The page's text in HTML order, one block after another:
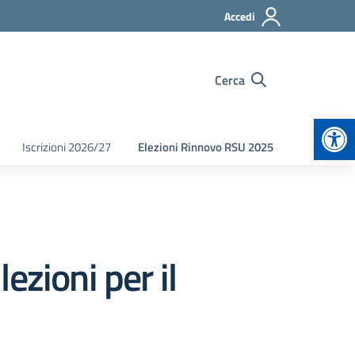
Accedi
Cerca
Iscrizioni 2026/27 Elezioni Rinnovo RSU 2025
per il